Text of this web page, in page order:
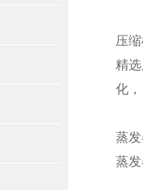
压
精选
化
蒸
蒸